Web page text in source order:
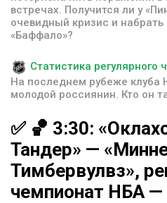
встречах. Получится ли у
очевидный кризис и набрать
«Баффало»?
Статистика регулярного
На последнем рубеже клуба
молодой россиянин. Кто он
✅ 🏀 3:30:
Тандер» —
Тимбервулвз»,
чемпионат НБА —